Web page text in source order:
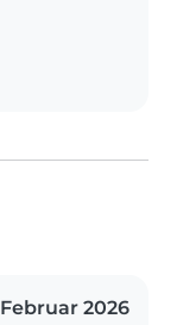
Februar 2026